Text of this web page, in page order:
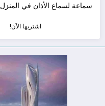
سماعة لسماع الأذان في المنزل
اشتريها الآن!